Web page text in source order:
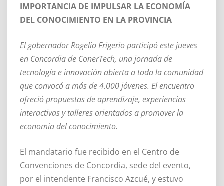
IMPORTANCIA DE IMPULSAR LA ECONOMÍA
DEL CONOCIMIENTO EN LA PROVINCIA
El gobernador Rogelio Frigerio participó este jueves
en Concordia de ConerTech, una jornada de
tecnología e innovación abierta a toda la comunidad
que convocó a más de 4.000 jóvenes. El encuentro
ofreció propuestas de aprendizaje, experiencias
interactivas y talleres orientados a promover la
economía del conocimiento.
El mandatario fue recibido en el Centro de
Convenciones de Concordia, sede del evento,
por el intendente Francisco Azcué, y estuvo